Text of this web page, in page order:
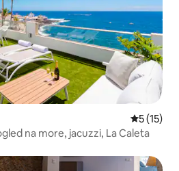
Prosječna
5 (15)
na more, jacuzzi, La Caleta